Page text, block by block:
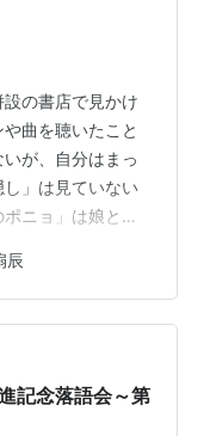
の書店で見かけ
曲を聴いたこと
が、自分はまっ
」は見ていない
ニョ」は娘と見
れた駅の書店で
書店に置いてい
ながら、その詩に
、パートナーが
かけないが、そ
庫 か …
辰
記念落語会～第